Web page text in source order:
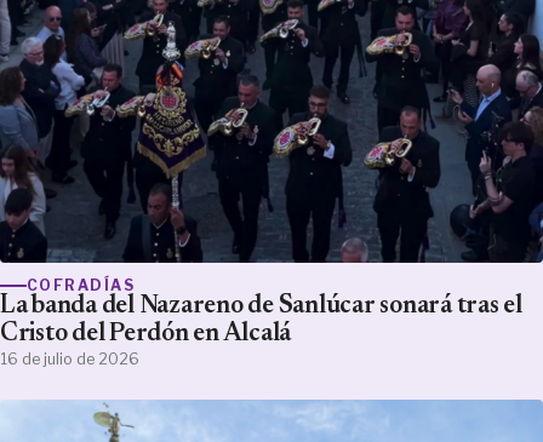
COFRADÍAS
La banda del Nazareno de Sanlúcar sonará tras el
Cristo del Perdón en Alcalá
16 de julio de 2026